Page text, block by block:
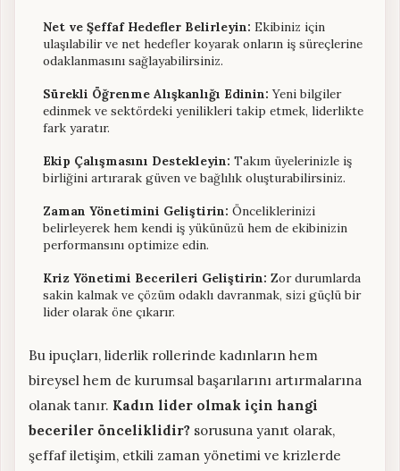
Net ve Şeffaf Hedefler Belirleyin: Ekibiniz için
ulaşılabilir ve net hedefler koyarak onların iş süreçlerine
odaklanmasını sağlayabilirsiniz.
Sürekli Öğrenme Alışkanlığı Edinin: Yeni bilgiler
edinmek ve sektördeki yenilikleri takip etmek, liderlikte
fark yaratır.
Ekip Çalışmasını Destekleyin: Takım üyelerinizle iş
birliğini artırarak güven ve bağlılık oluşturabilirsiniz.
Zaman Yönetimini Geliştirin: Önceliklerinizi
belirleyerek hem kendi iş yükünüzü hem de ekibinizin
performansını optimize edin.
Kriz Yönetimi Becerileri Geliştirin: Zor durumlarda
sakin kalmak ve çözüm odaklı davranmak, sizi güçlü bir
lider olarak öne çıkarır.
Bu ipuçları, liderlik rollerinde kadınların hem
bireysel hem de kurumsal başarılarını artırmalarına
olanak tanır. Kadın lider olmak için hangi
beceriler önceliklidir? sorusuna yanıt olarak,
şeffaf iletişim, etkili zaman yönetimi ve krizlerde